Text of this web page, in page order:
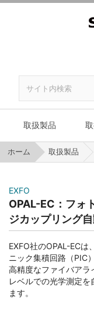
取扱製品
ホーム 取扱製品
OPAL-EC：フォ
ジカップリング
EXFO
EXFO社のOPAL-ECは
ニック集積回路（PIC
高精度なファイバアラ
レベルでの光学測定
ます。